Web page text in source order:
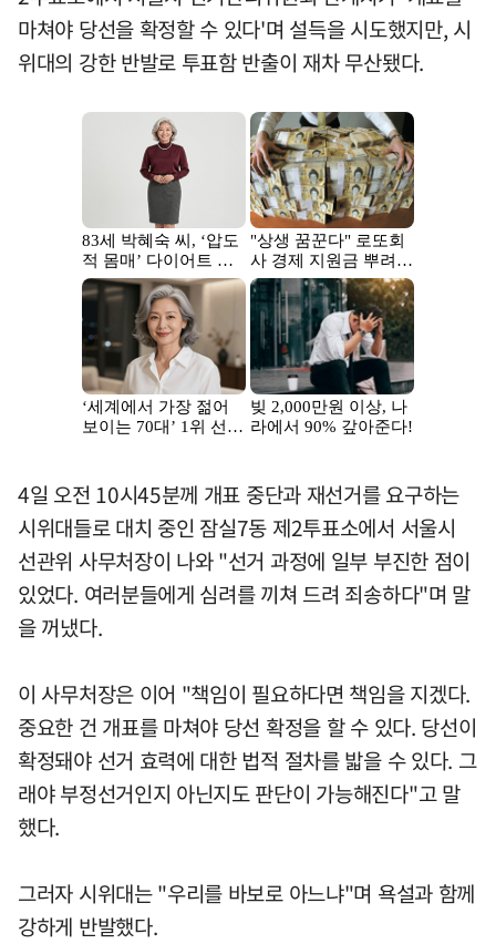
마쳐야 당선을 확정할 수 있다'며 설득을 시도했지만, 시
위대의 강한 반발로 투표함 반출이 재차 무산됐다.
4일 오전 10시45분께 개표 중단과 재선거를 요구하는
시위대들로 대치 중인 잠실7동 제2투표소에서 서울시
선관위 사무처장이 나와 "선거 과정에 일부 부진한 점이
있었다. 여러분들에게 심려를 끼쳐 드려 죄송하다"며 말
을 꺼냈다.
이 사무처장은 이어 "책임이 필요하다면 책임을 지겠다.
중요한 건 개표를 마쳐야 당선 확정을 할 수 있다. 당선이
확정돼야 선거 효력에 대한 법적 절차를 밟을 수 있다. 그
래야 부정선거인지 아닌지도 판단이 가능해진다"고 말
했다.
그러자 시위대는 "우리를 바보로 아느냐"며 욕설과 함께
강하게 반발했다.